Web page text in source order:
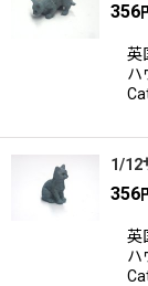
356
英
ハ
1/12
356
英
ハ